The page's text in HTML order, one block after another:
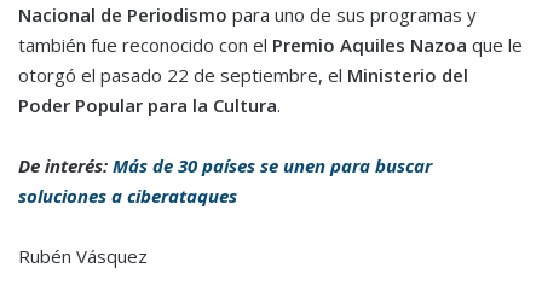
Nacional de Periodismo para uno de sus programas y
también fue reconocido con el Premio Aquiles Nazoa que le
otorgó el pasado 22 de septiembre, el Ministerio del
Poder Popular para la Cultura.
De interés: Más de 30 países se unen para buscar
soluciones a ciberataques
Rubén Vásquez